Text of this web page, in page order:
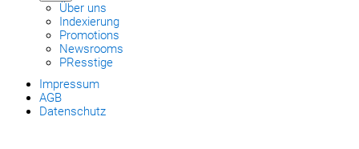
Über uns
Indexierung
Promotions
Newsrooms
PResstige
Impressum
AGB
Datenschutz